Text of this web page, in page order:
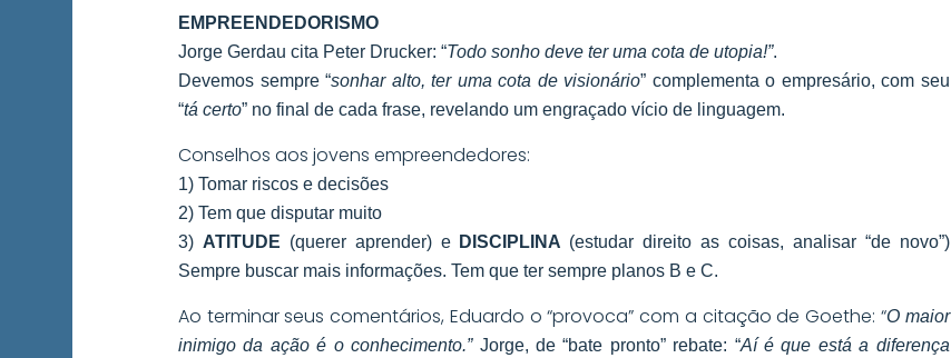
EMPREENDEDORISMO
Jorge Gerdau cita Peter Drucker: “Todo sonho deve ter uma cota de utopia!”.
Devemos sempre “sonhar alto, ter uma cota de visionário” complementa o empresário, com seu
“tá certo” no final de cada frase, revelando um engraçado vício de linguagem.
Conselhos aos jovens empreendedores:
1) Tomar riscos e decisões
2) Tem que disputar muito
3) ATITUDE (querer aprender) e DISCIPLINA (estudar direito as coisas, analisar “de novo”)
Sempre buscar mais informações. Tem que ter sempre planos B e C.
Ao terminar seus comentários, Eduardo o “provoca” com a citação de Goethe: “O maior
inimigo da ação é o conhecimento.” Jorge, de “bate pronto” rebate: “Aí é que está a diferença